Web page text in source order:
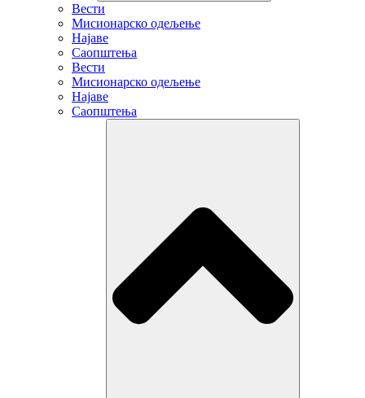
Вести
Мисионарско одељење
Најаве
Саопштења
Вести
Мисионарско одељење
Најаве
Саопштења